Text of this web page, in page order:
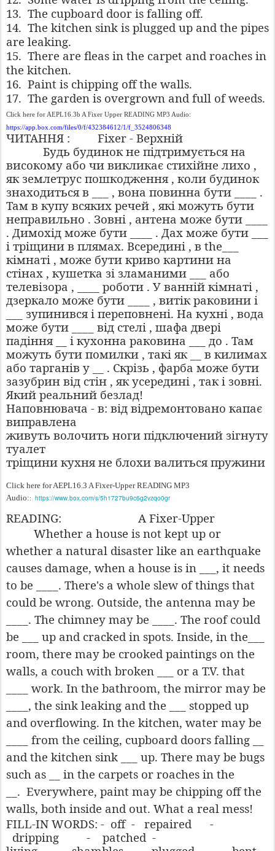
13. The cupboard door is falling off.
14. The kitchen sink is plugged up and the pipes
are leaking.
15. There are fleas in the carpet and roaches in
the kitchen.
16. Paint is chipping off the walls.
17. The garden is overgrown and full of weeds.
Click here for AEPL16.3b A Fixer Upper READING MP3 Audio:
https://app.box.com/files/0/f/432384612/1/f_3524806348
ЧИТАННЯ : Fixer - Верхній
Будь будинок не підтримується на
високому або чи викликає стихійне лихо ,
як землетрус пошкодження , коли будинок
знаходиться в ___ , вона повинна бути ____ .
Там в купу всяких речей , які можуть бути
неправильно . Зовні , антена може бути ____
. Димохід може бути ____ . Дах може бути ___
і тріщини в плямах. Всередині , в the___
кімнаті , може бути криво картини на
стінах , кушетка зі зламаними ___ або
телевізора , ____ роботи . У ванній кімнаті ,
дзеркало може бути ____ , витік раковини і
___ зупинився і переповнені. На кухні , вода
може бути ____ від стелі , шафа двері
падіння __ і кухонна раковина ___ до . Там
можуть бути помилки , такі як __ в килимах
або тарганів у __ . Скрізь , фарба може бути
зазубрин від стін , як усередині , так і зовні.
Який реальний безлад!
Наповнювача - в: від відремонтовано капає
виправлена
живуть волочить ноги підключений зігнуту
туалет
тріщини кухня не блохи валиться пружини
Click here for AEPL16.3 A Fixer-Upper READING MP3
Audio:: https://www.box.com/s/5h1727bu9c6g2vzqo0gr
READING:
A Fixer-Upper
Whether a house is not kept up or
whether a natural disaster like an earthquake
causes damage, when a house is in ___, it needs
to be ____. There's a whole slew of things that
could be wrong. Outside, the antenna may be
____. The chimney may be ____. The roof could
be ___ up and cracked in spots. Inside, in the___
room, there may be crooked paintings on the
walls, a couch with broken ___ or a T.V. that
____ work. In the bathroom, the mirror may be
____, the sink leaking and the ___ stopped up
and overflowing. In the kitchen, water may be
____ from the ceiling, cupboard doors falling __
and the kitchen sink ___ up. There may be bugs
such as __ in the carpets or roaches in the
__. Everywhere, paint may be chipping off the
walls, both inside and out. What a real mess!
FILL-IN WORDS: - off - repaired -
dripping - patched -